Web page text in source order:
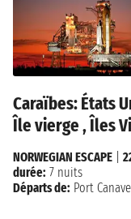
Caraïbes: États
Île vierge , Îles
NORWEGIAN ESCAPE
durée: 7 nuits
Départs de: Port